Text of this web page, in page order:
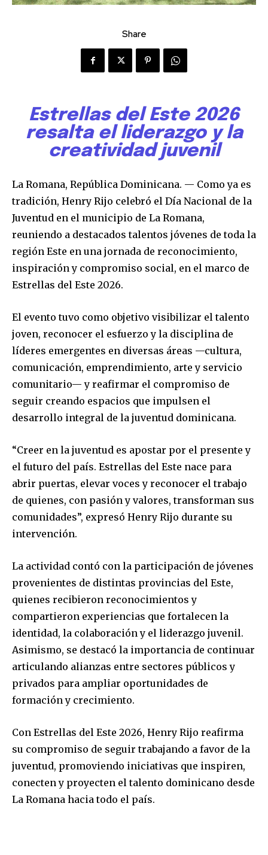
Share
Estrellas del Este 2026
resalta el liderazgo y la
creatividad juvenil
La Romana, República Dominicana. — Como ya es
tradición, Henry Rijo celebró el Día Nacional de la
Juventud en el municipio de La Romana,
reuniendo a destacados talentos jóvenes de toda la
región Este en una jornada de reconocimiento,
inspiración y compromiso social, en el marco de
Estrellas del Este 2026.
El evento tuvo como objetivo visibilizar el talento
joven, reconocer el esfuerzo y la disciplina de
líderes emergentes en diversas áreas —cultura,
comunicación, emprendimiento, arte y servicio
comunitario— y reafirmar el compromiso de
seguir creando espacios que impulsen el
desarrollo integral de la juventud dominicana.
“Creer en la juventud es apostar por el presente y
el futuro del país. Estrellas del Este nace para
abrir puertas, elevar voces y reconocer el trabajo
de quienes, con pasión y valores, transforman sus
comunidades”, expresó Henry Rijo durante su
intervención.
La actividad contó con la participación de jóvenes
provenientes de distintas provincias del Este,
quienes recibieron reconocimientos y
compartieron experiencias que fortalecen la
identidad, la colaboración y el liderazgo juvenil.
Asimismo, se destacó la importancia de continuar
articulando alianzas entre sectores públicos y
privados para ampliar oportunidades de
formación y crecimiento.
Con Estrellas del Este 2026, Henry Rijo reafirma
su compromiso de seguir trabajando a favor de la
juventud, promoviendo iniciativas que inspiren,
conecten y proyecten el talento dominicano desde
La Romana hacia todo el país.